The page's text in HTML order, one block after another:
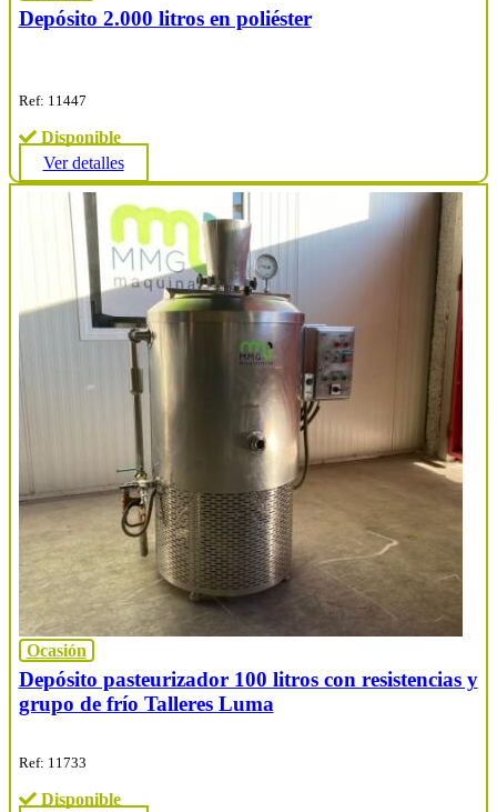
Depósito 2.000 litros en poliéster
Ref: 11447
Disponible
Ver detalles
Ocasión
Depósito pasteurizador 100 litros con resistencias y
grupo de frío Talleres Luma
Ref: 11733
Disponible